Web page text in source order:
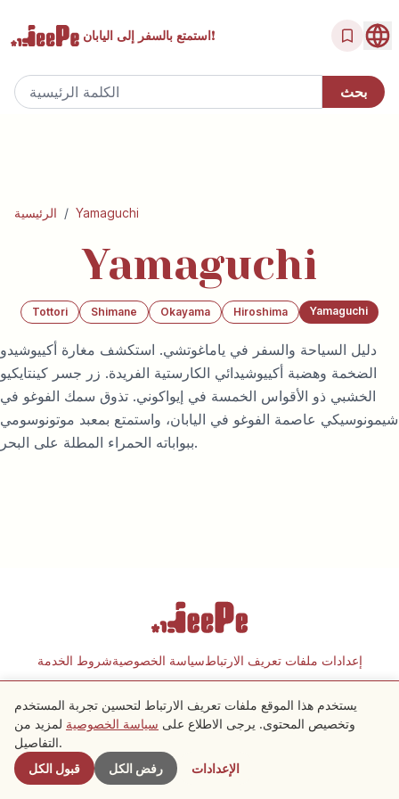
استمتع بالسفرإلى اليابان!
الرئيسية / Yamaguchi
Yamaguchi
Tottori Shimane Okayama Hiroshima Yamaguchi
دليل السياحة والسفر في ياماغوتشي. استكشف مغارة أكييوشيدو
الضخمة وهضبة أكييوشيدائي الكارستية الفريدة. زر جسر كينتايكيو
الخشبي ذو الأقواس الخمسة في إيواكوني. تذوق سمك الفوغو في
شيمونوسيكي عاصمة الفوغو في اليابان، واستمتع بمعبد موتونوسومي
ببواباته الحمراء المطلة على البحر.
شروط الخدمةسياسة الخصوصيةإعدادات ملفات تعريف الارتباط
Copyright © 2026 JeePe Inc. All rights reserved.
يستخدم هذا الموقع ملفات تعريف الارتباط لتحسين تجربة المستخدم
وتخصيص المحتوى. يرجى الاطلاع على سياسة الخصوصية لمزيد من
التفاصيل.
قبول الكل
رفض الكل الإعدادات